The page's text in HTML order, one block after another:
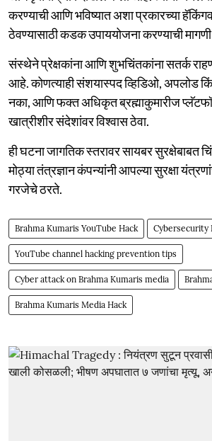
करण्याची आणि भविष्यात अशा प्रकारच्या
ठेवण्यासाठी कडक उपाययोजना करण्याची
संस्थेने प्रेक्षकांना आणि शुभचिंतकांना सतर्क
आहे. कोणत्याही संशयास्पद व्हिडिओ, अपलोड
नका, आणि फक्त अधिकृत ब्रह्माकुमारीज
खात्रीशीर संदेशांवर विश्वास ठेवा.
ही घटना जागतिक स्तरावर सायबर सुरक्षेबाबत
मोठ्या तंत्रज्ञान कंपन्यांनी आपल्या सुरक्षा
गरजेचे ठरते.
Brahma Kumaris YouTube Hack Cybersecurity
YouTube channel hacking prevention tips
Cyber attack on Brahma Kumaris media
Brahma Kumaris Media Hack